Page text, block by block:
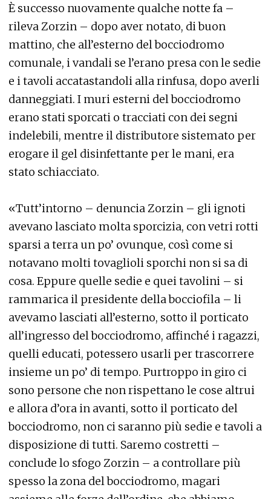
È successo nuovamente qualche notte fa –
rileva Zorzin – dopo aver notato, di buon
mattino, che all’esterno del bocciodromo
comunale, i vandali se l’erano presa con le sedie
e i tavoli accatastandoli alla rinfusa, dopo averli
danneggiati. I muri esterni del bocciodromo
erano stati sporcati o tracciati con dei segni
indelebili, mentre il distributore sistemato per
erogare il gel disinfettante per le mani, era
stato schiacciato.
«Tutt’intorno – denuncia Zorzin – gli ignoti
avevano lasciato molta sporcizia, con vetri rotti
sparsi a terra un po’ ovunque, così come si
notavano molti tovaglioli sporchi non si sa di
cosa. Eppure quelle sedie e quei tavolini – si
rammarica il presidente della bocciofila – li
avevamo lasciati all’esterno, sotto il porticato
all’ingresso del bocciodromo, affinché i ragazzi,
quelli educati, potessero usarli per trascorrere
insieme un po’ di tempo. Purtroppo in giro ci
sono persone che non rispettano le cose altrui
e allora d’ora in avanti, sotto il porticato del
bocciodromo, non ci saranno più sedie e tavoli a
disposizione di tutti. Saremo costretti –
conclude lo sfogo Zorzin – a controllare più
spesso la zona del bocciodromo, magari